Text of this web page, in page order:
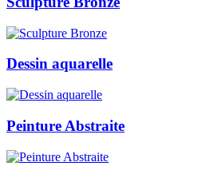
Dessin aquarelle
Peinture Abstraite